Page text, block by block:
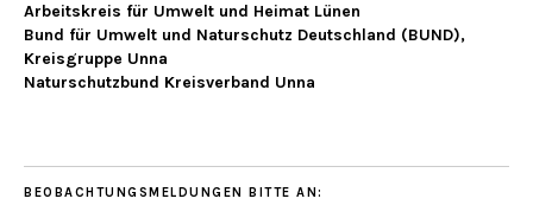
Arbeitskreis für Umwelt und Heimat Lünen
Bund für Umwelt und Naturschutz Deutschland (BUND),
Kreisgruppe Unna
Naturschutzbund Kreisverband Unna
BEOBACHTUNGSMELDUNGEN BITTE AN: